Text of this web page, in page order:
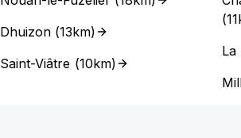
Dhuizon (13km)
Saint-Viâtre (10km)
(
La